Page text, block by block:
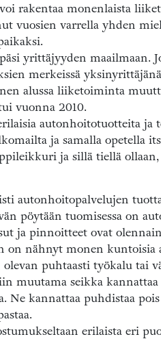
rakentaa monenlaista
vuosien varrella yhden
yrittäjyyden maailmaan.
merkeissä
alussa liiketoiminta
vuonna 2010.
autonhoitotuotteita ja
ja samalla opetella
ja sillä tiellä
autonhoitopalvelujen
pöytään tuomisessa on
ja pinnoitteet ovat
on nähnyt monen kuntoisia
puhtaasti työkalu tai
muutama seikka
Ne kannattaa puhdistaa
erilaista eri